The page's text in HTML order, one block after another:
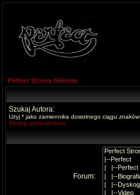
Perfect Strona Główna
Szukaj Autora:
Użyj * jako zamiennika dowolnego ciągu znaków
Szukaj użytkowników
Forum: